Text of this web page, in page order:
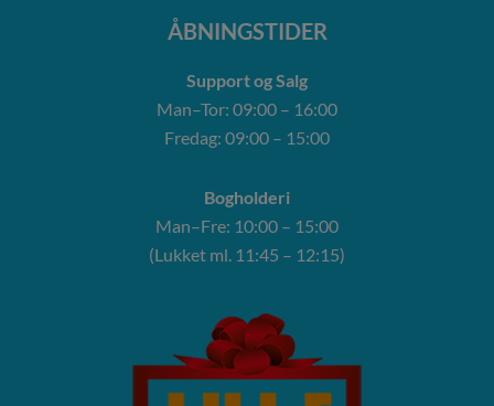
ÅBNINGSTIDER
Support og Salg
Man–Tor: 09:00 – 16:00
Fredag: 09:00 – 15:00
Bogholderi
Man–Fre: 10:00 – 15:00
(Lukket ml. 11:45 – 12:15)